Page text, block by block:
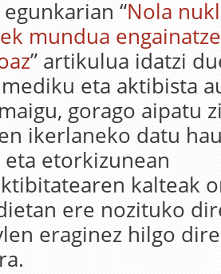
egunkarian “Nola
mundua
” artikulua idatzi
eta aktibista
gorago aipatu
ikerlaneko datu
etorkizunean
kalteak
ere nozituko
eraginez hilgo